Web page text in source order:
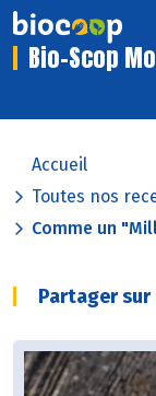
Bio-Scop
Accueil
Toutes nos
Comme un
Partager sur